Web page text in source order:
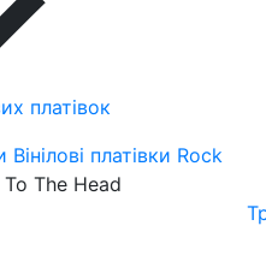
платівок
Вінілові платівки Rock
The Head